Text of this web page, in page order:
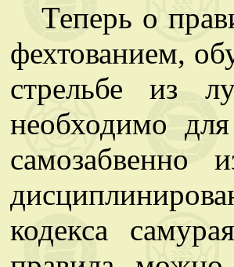
Теперь о
фехтованием,
стрельбе из
необходимо
самозабвенно
кодекса